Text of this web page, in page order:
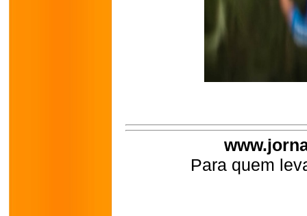
Para quem